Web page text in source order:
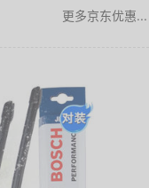
更多京东优惠...